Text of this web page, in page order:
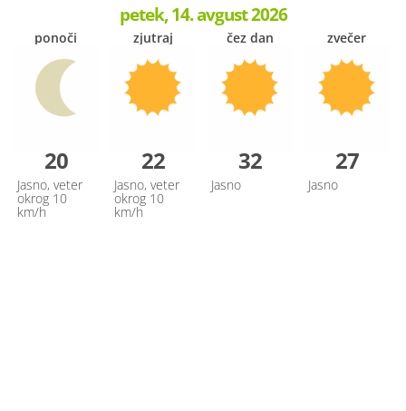
petek, 14. avgust 2026
ponoči
20
Jasno, veter
okrog 10
km/h
zjutraj
22
Jasno, veter
okrog 10
km/h
čez dan
32
Jasno
zvečer
27
Jasno